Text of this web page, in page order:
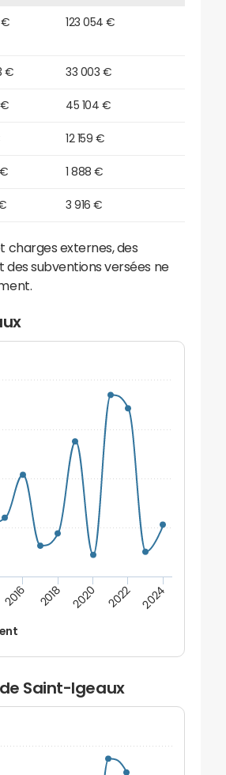
€ 123 054 €
€ 33 003 €
€ 45 104 €
12 159 €
1 888 €
3 916 €
charges externes, des
subventions versées ne
2016 2018 2020 2022 2024
Saint-Igeaux